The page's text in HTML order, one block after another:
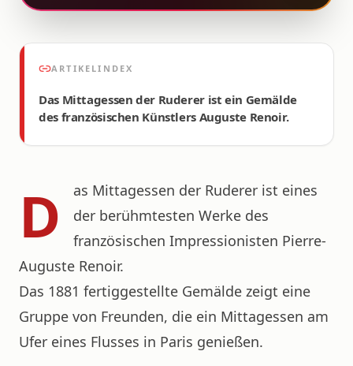
ARTIKELINDEX
Das Mittagessen der Ruderer ist ein Gemälde
des französischen Künstlers Auguste Renoir.
D
as Mittagessen der Ruderer ist eines
der berühmtesten Werke des
französischen Impressionisten Pierre-
Auguste Renoir.
Das 1881 fertiggestellte Gemälde zeigt eine
Gruppe von Freunden, die ein Mittagessen am
Ufer eines Flusses in Paris genießen.